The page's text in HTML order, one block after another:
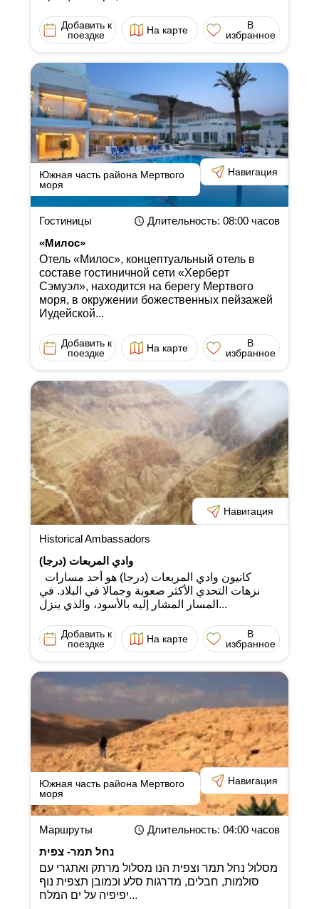
Добавить к
поездке
На карте
В
избранное
Южная часть района Мертвого
моря
Навигация
Гостиницы Длительность: 08:00часов
«Милос»
Отель «Милос», концептуальный отель в
составе гостиничной сети «Херберт
Сэмуэл», находится на берегу Мертвого
моря, в окружении божественных пейзажей
Иудейской...
Добавить к
поездке
На карте
В
избранное
Навигация
Historical Ambassadors
وادي المربعات (درجا)
نزهات التحدي الأكثر صعوبة وجمالا في البلاد. في
المسار المشار إليه بالأسود، والذي ينزل...
Добавить к
поездке
На карте
В
избранное
Южная часть района Мертвого
моря
Навигация
Маршруты Длительность: 04:00часов
נחל תמר- צפית
מסלול נחל תמר וצפית הנו מסלול מרתק ואתגרי עם
סולמות, חבלים, מדרגות סלע וכמובן תצפית נוף
יפיפיה על ים המלח...